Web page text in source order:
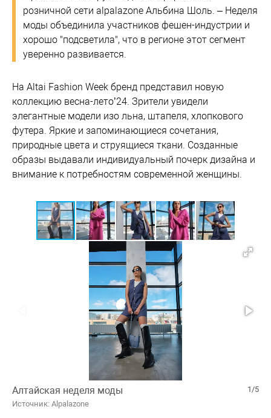
розничной сети alpalazone Альбина Шоль. – Неделя
моды объединила участников фешен-индустрии и
хорошо "подсветила", что в регионе этот сегмент
уверенно развивается.
На Altai Fashion Week бренд представил новую
коллекцию весна-лето’24. Зрители увидели
элегантные модели изо льна, штапеля, хлопкового
футера. Яркие и запоминающиеся сочетания,
природные цвета и струящиеся ткани. Созданные
образы выдавали индивидуальный почерк дизайна и
внимание к потребностям современной женщины.
1/5
Алтайская неделя моды
Источник: Alpalazone